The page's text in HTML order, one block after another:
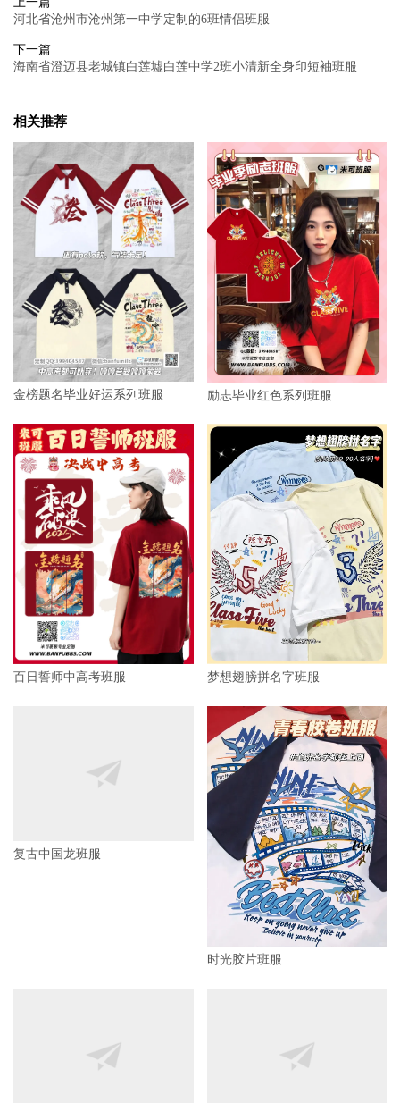
河北省沧州市沧州第一中学定制的6班情侣班服
下一篇
海南省澄迈县老城镇白莲墟白莲中学2班小清新全身印短袖班服
相关推荐
金榜题名毕业好运系列班服 励志毕业红色系列班服
百日誓师中高考班服 梦想翅膀拼名字班服
复古中国龙班服
时光胶片班服